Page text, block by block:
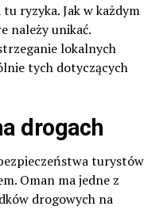
ryzyka. Jak w każdym
należy unikać.
lokalnych
tych dotyczących
drogach
turystów
Oman ma jedne z
drogowych na